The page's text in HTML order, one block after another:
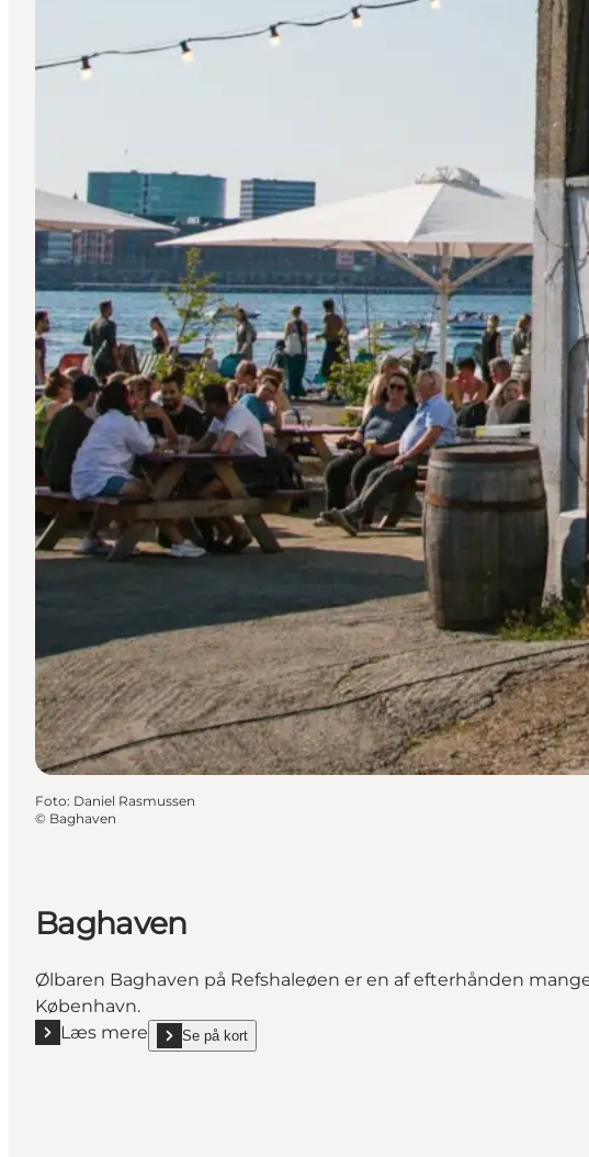
Foto: Daniel Rasmussen
© Baghaven
Baghaven
Ølbaren Baghaven på Refshaleøen er en af efterhånden
København.
Læs mere
Læs mere "Baghaven"
Se på kort
show Baghaven on_map